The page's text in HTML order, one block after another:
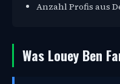
Anzahl Profis aus
Was Louey Ben